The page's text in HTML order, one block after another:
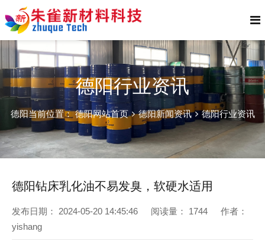
德阳行业资讯
德阳当前位置： 德阳网站首页 德阳新闻资讯 德阳行业资讯
德阳钻床乳化油不易发臭，软硬水适用
发布日期： 2024-05-20 14:45:46 阅读量： 1744
作者：
yishang